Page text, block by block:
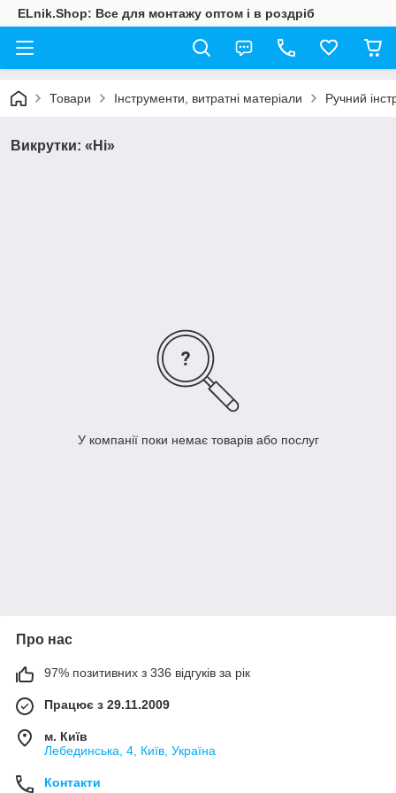
ELnik.Shop: Все для монтажу оптом і в роздріб
Товари Інструменти, витратні матеріали Ручний
Викрутки: «Ні»
У компанії поки немає товарів або послуг
Про нас
97% позитивних з 336 відгуків за рік
Працює з 29.11.2009
м. Київ
Лебединська, 4, Київ, Україна
Контакти